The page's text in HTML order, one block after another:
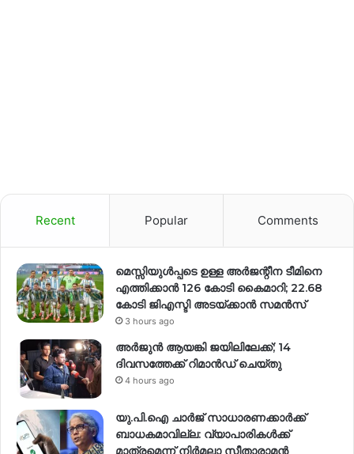
Recent Popular Comments
മെസ്സിയുൾപ്പടെ ഉള്ള അർജന്റീന ടീമിനെ
എത്തിക്കാൻ 126 കോടി കൈമാറി; 22.68
കോടി ജിഎസ്ടി അടയ്ക്കാൻ സമൻസ്
3 hours ago
അർജുൻ ആയങ്കി ജയിലിലേക്ക്; 14
ദിവസത്തേക്ക് റിമാൻഡ് ചെയ്തു
4 hours ago
യു.പി.ഐ ചാർജ് സാധാരണക്കാർക്ക്
ബാധകമാവില്ല: വ്യാപാരികൾക്ക്
മാത്രമെന്ന് നിർമലാ സീതാരാമൻ